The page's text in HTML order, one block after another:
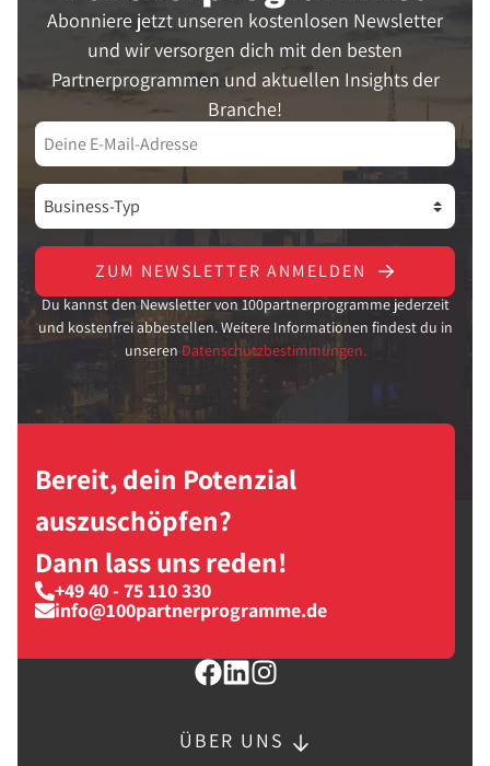
Abonniere jetzt unseren kostenlosen Newsletter
und wir versorgen dich mit den besten
Partnerprogrammen und aktuellen Insights der
Branche!
ZUM NEWSLETTER ANMELDEN
Du kannst den Newsletter von 100partnerprogramme jederzeit
und kostenfrei abbestellen. Weitere Informationen findest du in
unseren Datenschutzbestimmungen.
Bereit, dein Potenzial
auszuschöpfen?
Dann lass uns reden!
+49 40 - 75 110 330
info@100partnerprogramme.de
ÜBER UNS